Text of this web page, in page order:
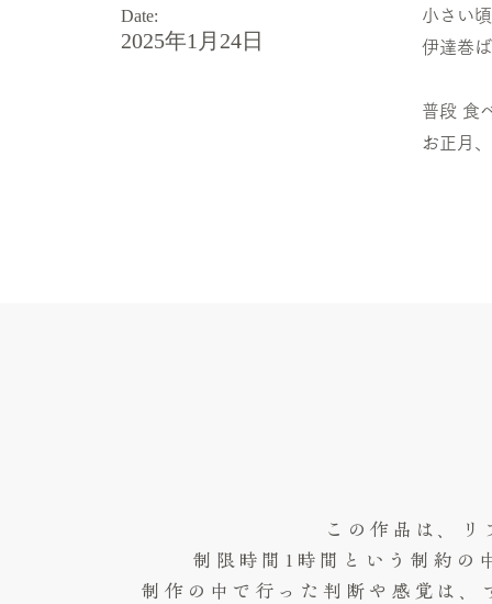
Date:
2025年1月24日
小さい
伊達巻
普段 食
お正月
この作品は、リ
制限時間1時間という制約の
制作の中で行った判断や感覚は